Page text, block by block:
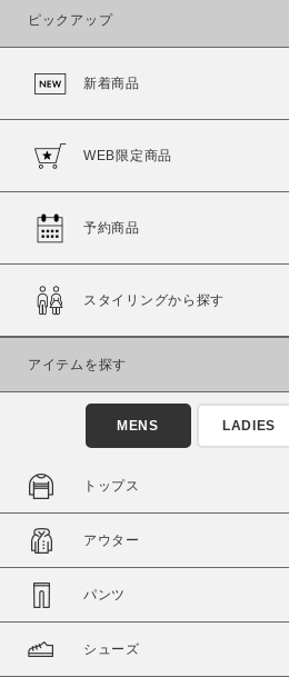
カラー
商品タイプ
通常商品
セール価格
在庫
在庫あり
ピックアップ
新着商品
WEB限定商品
予約商品
スタイリングから探す
アイテムを探す
MENS LADIES
トップス
アウター
パンツ
シューズ